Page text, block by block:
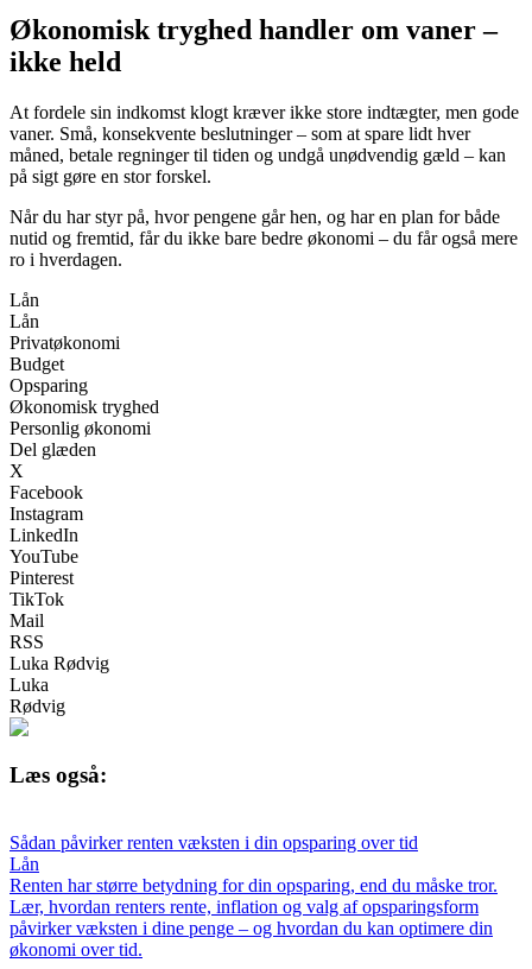
Økonomisk tryghed handler om vaner –
ikke held
At fordele sin indkomst klogt kræver ikke store indtægter, men gode
vaner. Små, konsekvente beslutninger – som at spare lidt hver
måned, betale regninger til tiden og undgå unødvendig gæld – kan
på sigt gøre en stor forskel.
Når du har styr på, hvor pengene går hen, og har en plan for både
nutid og fremtid, får du ikke bare bedre økonomi – du får også mere
ro i hverdagen.
Lån
Lån
Privatøkonomi
Budget
Opsparing
Økonomisk tryghed
Personlig økonomi
Del glæden
X
Facebook
Instagram
LinkedIn
YouTube
Pinterest
TikTok
Mail
RSS
Luka Rødvig
Luka
Rødvig
Læs også:
Sådan påvirker renten væksten i din opsparing over tid
Lån
Renten har større betydning for din opsparing, end du måske tror.
Lær, hvordan renters rente, inflation og valg af opsparingsform
påvirker væksten i dine penge – og hvordan du kan optimere din
økonomi over tid.